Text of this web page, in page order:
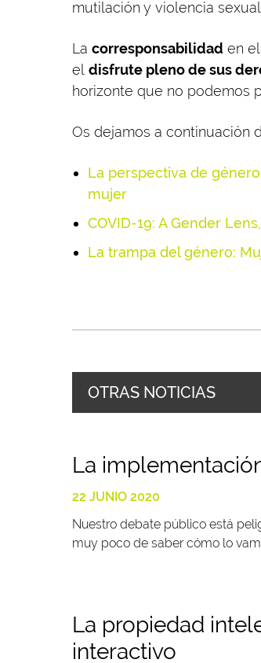
mutilación y violencia
La corresponsabilidad en
el disfrute pleno de sus
horizonte que no podemos
Os dejamos a continuación
La perspectiva de
mujer
COVID-19: A Gender
La trampa del género:
OTRAS NOTICIAS
La
22 JUNIO 2020
Nuestro debate público está
muy poco de saber cómo lo
La propiedad
interactivo